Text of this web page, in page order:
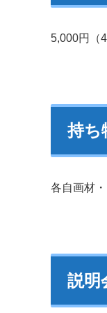
5,000円（4
持ち
各自画材
説明